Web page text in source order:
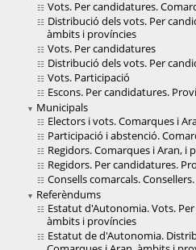
Vots. Per candidatures.
Distribució dels vots. Per
àmbits i províncies
Vots. Per candidatures
Distribució dels vots. Per
Vots. Participació
Escons. Per candidatures.
Municipals
Electors i vots. Comarques i
Participació i abstenció.
Regidors. Comarques i Aran, i
Regidors. Per candidatures.
Consells comarcals.
Referèndums
Estatut d'Autonomia. Vots.
àmbits i províncies
Estatut de d'Autonomia.